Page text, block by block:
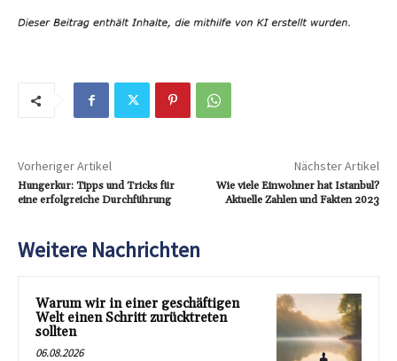
Vorheriger Artikel
Hungerkur: Tipps und Tricks für
eine erfolgreiche Durchführung
Nächster Artikel
Wie viele Einwohner hat Istanbul?
Aktuelle Zahlen und Fakten 2023
Weitere Nachrichten
Warum wir in einer geschäftigen
Welt einen Schritt zurücktreten
sollten
06.08.2026